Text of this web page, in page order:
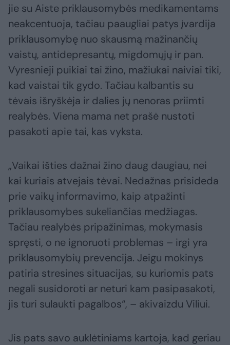
jie su Aiste priklausomybės medikamentams
neakcentuoja, tačiau paaugliai patys įvardija
priklausomybę nuo skausmą mažinančių
vaistų, antidepresantų, migdomųjų ir pan.
Vyresnieji puikiai tai žino, mažiukai naiviai tiki,
kad vaistai tik gydo. Tačiau kalbantis su
tėvais išryškėja ir dalies jų nenoras priimti
realybės. Viena mama net prašė nustoti
pasakoti apie tai, kas vyksta.
„Vaikai išties dažnai žino daug daugiau, nei
kai kuriais atvejais tėvai. Nedažnas prisideda
prie vaikų informavimo, kaip atpažinti
priklausomybes sukeliančias medžiagas.
Tačiau realybės pripažinimas, mokymasis
spręsti, o ne ignoruoti problemas – irgi yra
priklausomybių prevencija. Jeigu mokinys
patiria stresines situacijas, su kuriomis pats
negali susidoroti ar neturi kam pasipasakoti,
jis turi sulaukti pagalbos“, – akivaizdu Viliui.
Jis pats savo auklėtiniams kartoja, kad geriau